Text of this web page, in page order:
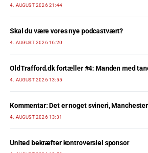
4. AUGUST 2026 21:44
Skal du være vores nye podcastvært?
4. AUGUST 2026 16:20
OldTrafford.dk fortæller #4: Manden med
4. AUGUST 2026 13:55
Kommentar: Det er noget svineri,
4. AUGUST 2026 13:31
United bekræfter kontroversiel sponsor